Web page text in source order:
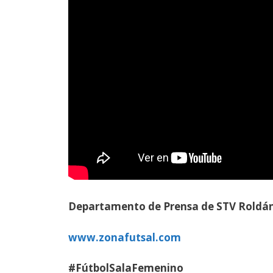
Departamento de Prensa de STV
www.zonafutsal.com
#FútbolSalaFemenino